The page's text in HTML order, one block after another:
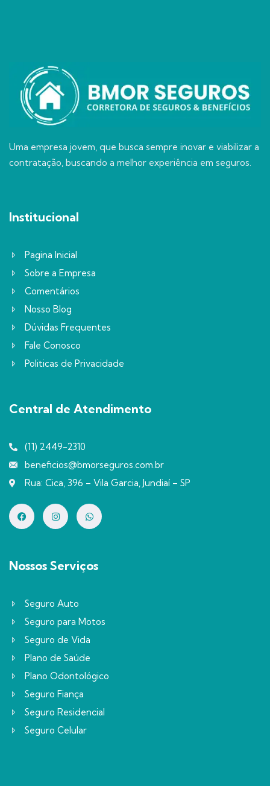
Uma empresa jovem, que busca sempre inovar e viabilizar a
contratação, buscando a melhor experiência em seguros.
Institucional
Pagina Inicial
Sobre a Empresa
Comentários
Nosso Blog
Dúvidas Frequentes
Fale Conosco
Politicas de Privacidade
Central de Atendimento
(11) 2449-2310
beneficios@bmorseguros.com.br
Rua: Cica, 396 – Vila Garcia, Jundiaí – SP
Nossos Serviços
Seguro Auto
Seguro para Motos
Seguro de Vida
Plano de Saúde
Plano Odontológico
Seguro Fiança
Seguro Residencial
Seguro Celular